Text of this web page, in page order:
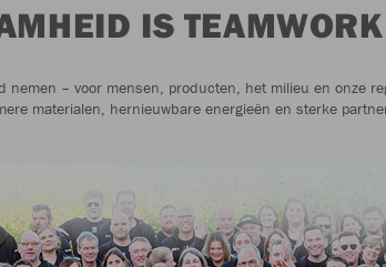
IS TEAMWORK
– voor mensen, producten, het milieu en onze
materialen, hernieuwbare energieën en sterke